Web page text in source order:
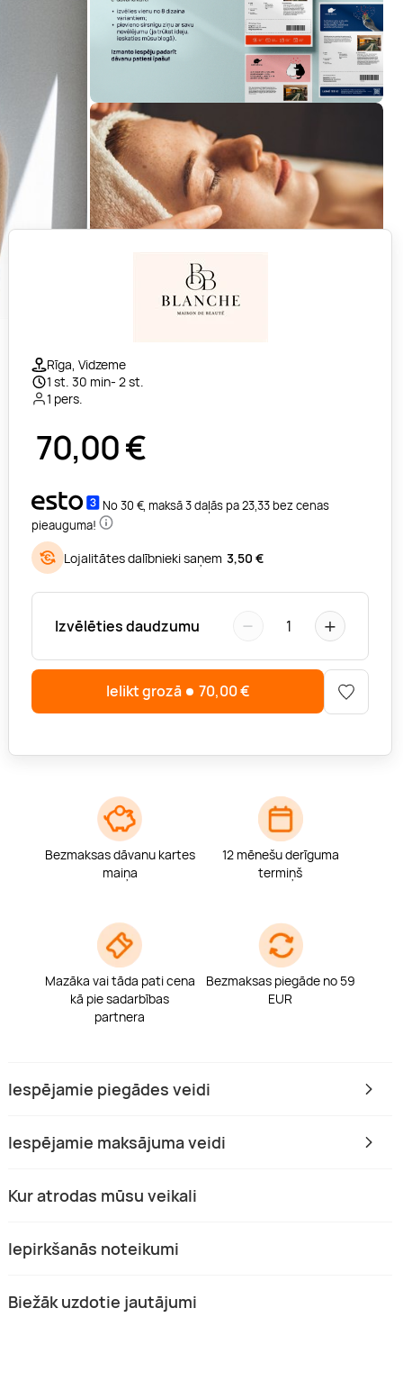
Rīga, Vidzeme
1 st. 30 min- 2 st.
1 pers.
70,00€
No 30 €, maksā 3 daļās pa 23,33 bez cenas
pieauguma!
Lojalitātes dalībnieki saņem 3,50 €
Izvēlēties daudzumu − 1 +
Ielikt grozā 70,00€
Bezmaksas dāvanu kartes
maiņa
12 mēnešu derīguma
termiņš
Mazāka vai tāda pati cena
kā pie sadarbības
partnera
Bezmaksas piegāde no 59
EUR
Iespējamie piegādes veidi
Iespējamie maksājuma veidi
Kur atrodas mūsu veikali
Iepirkšanās noteikumi
Biežāk uzdotie jautājumi